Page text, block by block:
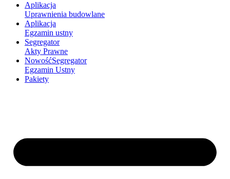
Aplikacja
Uprawnienia budowlane
Aplikacja
Egzamin ustny
Segregator
Akty Prawne
NowośćSegregator
Egzamin Ustny
Pakiety